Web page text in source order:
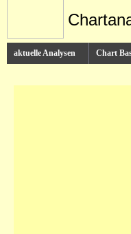
aktuelle Analysen Chart